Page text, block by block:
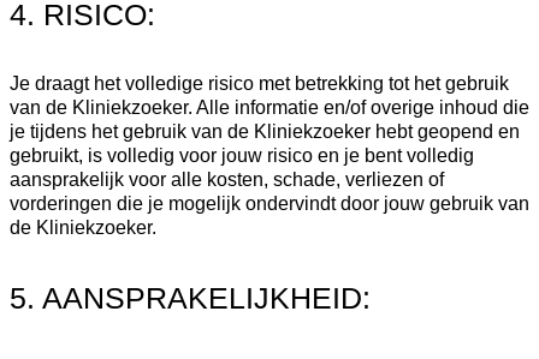
4. RISICO:
Je draagt het volledige risico met betrekking tot het gebruik
van de Kliniekzoeker. Alle informatie en/of overige inhoud die
je tijdens het gebruik van de Kliniekzoeker hebt geopend en
gebruikt, is volledig voor jouw risico en je bent volledig
aansprakelijk voor alle kosten, schade, verliezen of
vorderingen die je mogelijk ondervindt door jouw gebruik van
de Kliniekzoeker.
5. AANSPRAKELIJKHEID: